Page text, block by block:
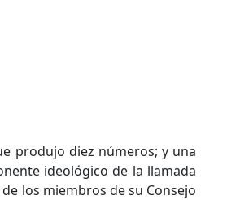
produjo diez números; y una
ideológico de la llamada
los miembros de su Consejo